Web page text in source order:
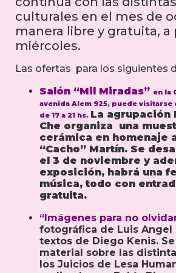
culturales en el mes de
manera libre y gratuita, a
miércoles.
Las ofertas para los siguientes
Salón “Mil Miradas” en la
avenida Alem 925, puede visitarse
de 17 a 21 hs. La agrupación
Che organiza una
cerámica en homenaje
“Cacho” Martín. Se
el 3 de noviembre y
exposición, habrá una
música, todo con
gratuita.
“Imágenes para no
fotográfica de Luis Angel
textos de Diego Kenis.
material sobre las
los Juicios de Lesa